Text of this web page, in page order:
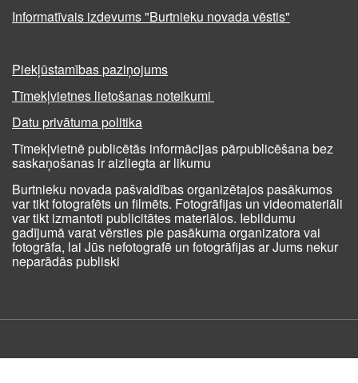
Informatīvais izdevums "Burtnieku novada vēstis"
Piekļūstamības paziņojums
Tīmekļvietnes lietošanas noteikumi
Datu privātuma politika
Tīmekļvietnē publicētās informācijas pārpublicēšana bez
saskaņošanas ir aizliegta ar likumu
Burtnieku novada pašvaldības organizētajos pasākumos
var tikt fotografēts un filmēts. Fotogrāfijas un videomateriāli
var tikt izmantoti publicitātes materiālos. Iebildumu
gadījumā varat vērsties pie pasākuma organizatora vai
fotogrāfa, lai Jūs nefotografē un fotogrāfijas ar Jums nekur
neparādās publiski